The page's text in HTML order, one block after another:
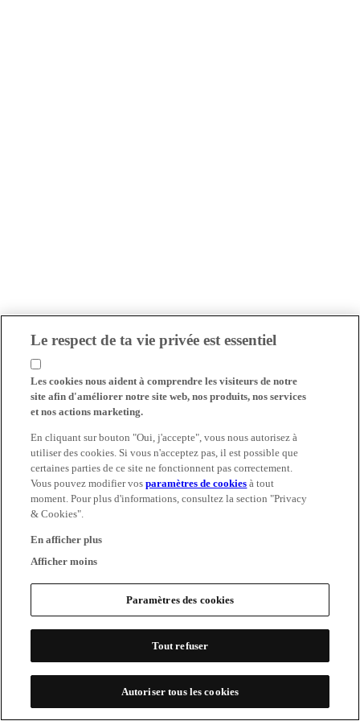
Le respect de ta vie privée est essentiel
Les cookies nous aident à comprendre les visiteurs de notre
site afin d'améliorer notre site web, nos produits, nos services
et nos actions marketing.
En cliquant sur bouton "Oui, j'accepte", vous nous autorisez à
utiliser des cookies. Si vous n'acceptez pas, il est possible que
certaines parties de ce site ne fonctionnent pas correctement.
Vous pouvez modifier vosparamètres de cookies à tout
moment. Pour plus d'informations, consultez la section "Privacy
& Cookies".
En afficher plus
Afficher moins
Paramètres des cookies
Tout refuser
Autoriser tous les cookies